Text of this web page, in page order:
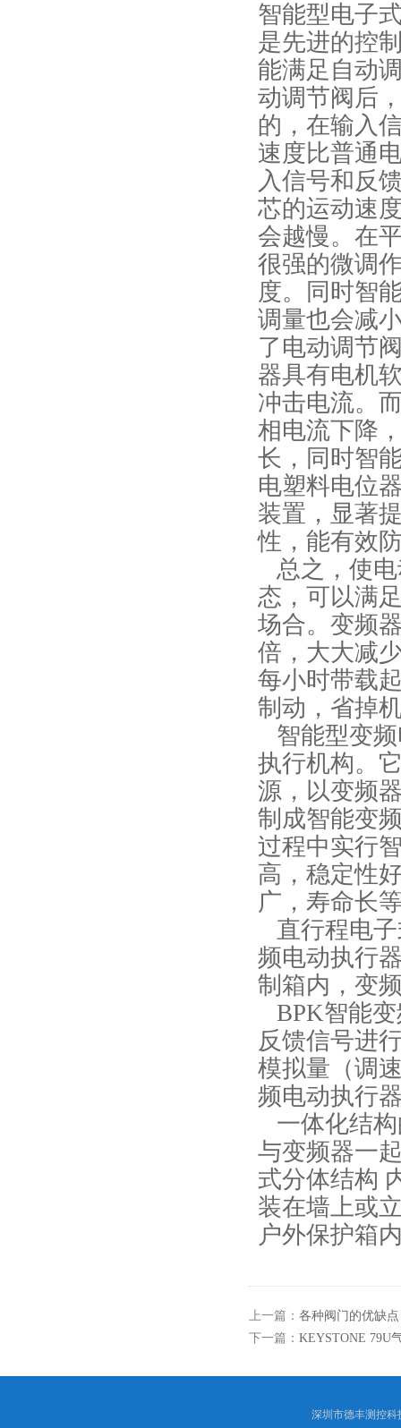
智能型电子
是先进的控
能满足自动
动调节阀后
的，在输入
速度比普通
入信号和反
芯的运动速
会越慢。在
很强的微调
度。同时智
调量也会减
了电动调节
器具有电机
冲击电流。
相电流下降
长，同时智
电塑料电位
装置，显著
性，能有效
总之，使电
态，可以满
场合。变频
倍，大大减
每小时带载
制动，省掉
智能型变频
执行机构。
源，以变频
制成智能变
过程中实行
高，稳定性
广，寿命长
直行程电子
频电动执行
制箱内，变
BPK智能变
反馈信号进
模拟量（调
频电动执行
一体化结构
与变频器一
式分体结构
装在墙上或
户外保护箱
上一篇： 各种阀门的优缺
下一篇： KEYSTONE 79U
深圳市德丰测控